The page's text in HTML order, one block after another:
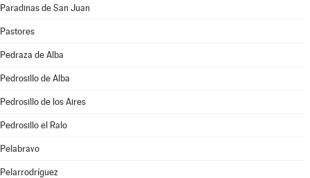
Paradinas de San Juan
Pastores
Pedraza de Alba
Pedrosillo de Alba
Pedrosillo de los Aires
Pedrosillo el Ralo
Pelabravo
Pelarrodríguez